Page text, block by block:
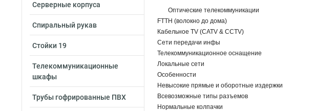
Серверные корпуса
Спиральный рукав
Стойки 19
Телекоммуникационные
шкафы
Трубы гофрированные ПВХ
Оптические телекоммуникации
FTTH (волокно до дома)
Кабельное TV (CATV & CCTV)
Сети передачи инфы
Телекоммуникационное оснащение
Локальные сети
Особенности
Невысокие прямые и оборотные издержки
Всевозможные типы разъемов
Нормальные колпачки